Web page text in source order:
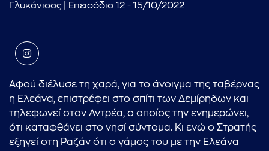
Γλυκάνισος | Επεισόδιο 12 - 15/10/2022
Αφού διέλυσε τη χαρά, για το άνοιγμα της ταβέρνας
η Ελεάνα, επιστρέφει στο σπίτι των Δεμίρηδων και
τηλεφωνεί στον Αντρέα, ο οποίος την ενημερώνει,
ότι καταφθάνει στο νησί σύντομα. Κι ενώ ο Στρατής
εξηγεί στη Ραζάν ότι ο γάμος του με την Ελεάνα